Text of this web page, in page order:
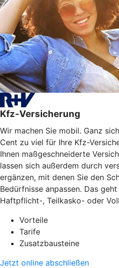
Kfz-Versicherung
Wir machen Sie mobil. Ganz
Cent zu viel für Ihre Kfz-
Ihnen maßgeschneiderte
lassen sich außerdem durch
ergänzen, mit denen Sie den
Bedürfnisse anpassen. Das
Haftpflicht-, Teilkasko- oder
Vorteile
Tarife
Zusatzbausteine
Jetzt online abschließen